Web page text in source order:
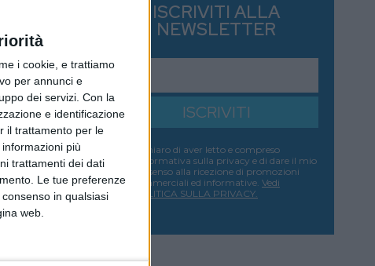
i cookie, e trattiamo
per annunci e
dei servizi. Con la
e identificazione
il trattamento per le
più
trattamenti dei dati
Le tue preferenze
in qualsiasi
web.
ISCRIVITI ALLA
NEWSLETTER
ISCRIVITI
Dichiaro di aver letto e compreso
l'informativa sulla privacy e di dare il mio
consenso alla ricezione di promozioni
commerciali ed informative. Vedi
POLITICA SULLA PRIVACY.